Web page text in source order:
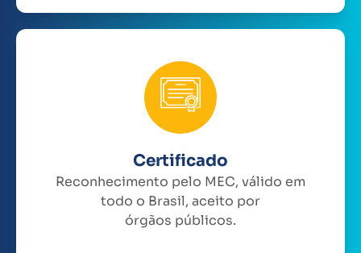
Certificado
Reconhecimento pelo MEC, válido em
todo o Brasil, aceito por
órgãos públicos.